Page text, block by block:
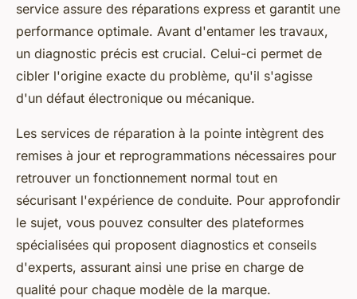
service assure des réparations express et garantit une
performance optimale. Avant d'entamer les travaux,
un diagnostic précis est crucial. Celui-ci permet de
cibler l'origine exacte du problème, qu'il s'agisse
d'un défaut électronique ou mécanique.
Les services de réparation à la pointe intègrent des
remises à jour et reprogrammations nécessaires pour
retrouver un fonctionnement normal tout en
sécurisant l'expérience de conduite. Pour approfondir
le sujet, vous pouvez consulter des plateformes
spécialisées qui proposent diagnostics et conseils
d'experts, assurant ainsi une prise en charge de
qualité pour chaque modèle de la marque.